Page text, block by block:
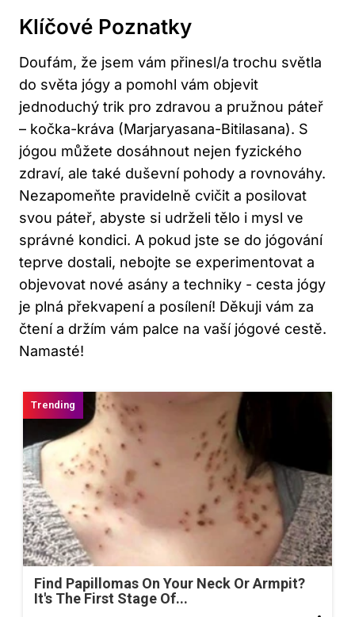
Klíčové Poznatky
Doufám, že jsem ⁣vám⁢ přinesl/a trochu světla
do světa ‌jógy a pomohl vám ⁣objevit
‍jednoduchý trik pro ⁣zdravou ⁢a‍ pružnou ⁣páteř
– kočka-kráva (Marjaryasana-Bitilasana). S
⁤jógou můžete dosáhnout ⁣nejen fyzického
zdraví, ⁣ale také duševní pohody a ‌rovnováhy.
Nezapomeňte pravidelně cvičit a posilovat
svou‍ páteř, abyste si udrželi tělo i mysl ve
‌správné kondici. ⁤A pokud jste ​se​ do jógování
teprve dostali, nebojte⁤ se experimentovat a
objevovat nové asány ⁤a techniky ‌- cesta jógy
je plná překvapení a ‍posílení! Děkuji ⁣vám za
čtení⁣ a držím vám‌ palce na vaší jógové cestě.
Namasté!
Find Papillomas On Your Neck Or Armpit?
It's The First Stage Of...